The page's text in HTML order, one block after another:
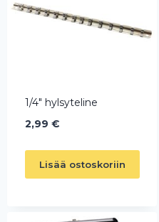
1/4″ hylsyteline
2,99 €
Lisää ostoskoriin